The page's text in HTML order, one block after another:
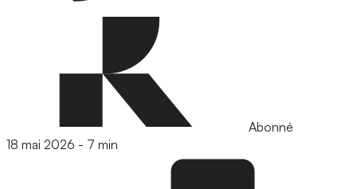
Abonné
18 mai 2026 - 7 min